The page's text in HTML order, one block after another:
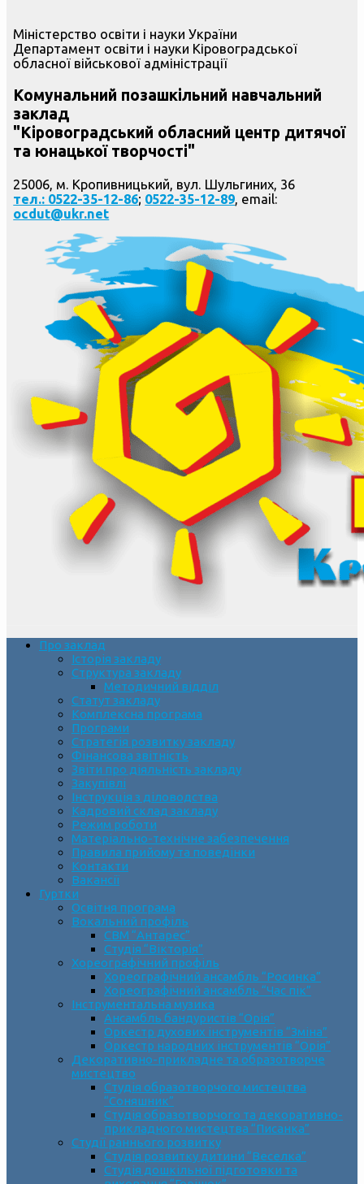
Міністерство освіти і науки України
Департамент освіти і науки Кіровоградської
обласної військової адміністрації
Комунальний позашкільний навчальний
заклад
"Кіровоградський обласний центр дитячої
та юнацької творчості"
25006, м. Кропивницький, вул. Шульгиних, 36
тел.: 0522-35-12-86; 0522-35-12-89, email:
ocdut@ukr.net
Про заклад
Історія закладу
Структура закладу
Методичний відділ
Статут закладу
Комплексна програма
Програми
Стратегія розвитку закладу
Фінансова звітність
Звіти про діяльність закладу
Закупівлі
Інструкція з діловодства
Кадровий склад закладу
Режим роботи
Матеріально-технічне забезпечення
Правила прийому та поведінки
Контакти
Вакансії
Гуртки
Освітня програма
Вокальний профіль
СВМ “Антарес”
Студія “Вікторія”
Хореографічний профіль
Хореографічний ансамбль “Росинка”
Хореографічний ансамбль “Час пік”
Інструментальна музика
Ансамбль бандуристів “Орія”
Оркестр духових інструментів “Зміна”
Оркестр народних інструментів “Орія”
Декоративно-прикладне та образотворче
мистецтво
Cтудія образотворчого мистецтва
“Соняшник”
Студія образотворчого та декоративно-
прикладного мистецтва “Писанка”
Студії раннього розвитку
Студія розвитку дитини “Веселка”
Студія дошкільної підготовки та